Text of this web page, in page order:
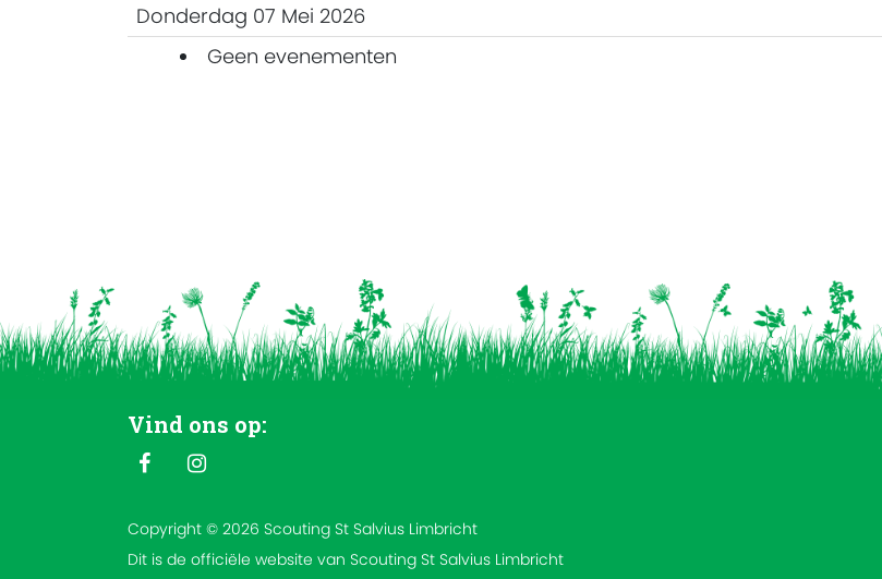
Donderdag 07 Mei 2026
Geen evenementen
Vind ons op:
Copyright © 2026 Scouting St Salvius Limbricht
Dit is de officiële website van Scouting St Salvius Limbricht